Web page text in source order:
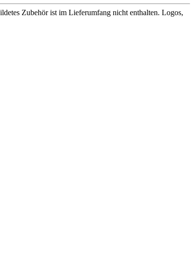
Zubehör ist im Lieferumfang nicht enthalten. Logos,